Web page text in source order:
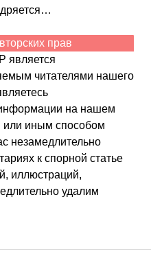
прав
читателями нашего
на нашем
или иным способом
незамедлительно
к спорной статье
иллюстраций,
удалим